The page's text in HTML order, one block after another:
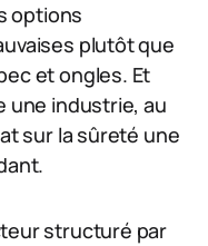
options
plutôt que
et ongles. Et
une industrie, au
sur la sûreté une
structuré par